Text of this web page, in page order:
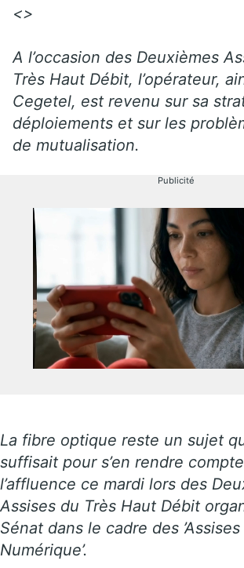
<>
A l’occasion des Deuxièmes
Très Haut Débit, l’opérateur,
Cegetel, est revenu sur sa
déploiements et sur les
de mutualisation.
Publicité
La fibre optique reste un sujet
suffisait pour s’en rendre
l’affluence ce mardi lors des
Assises du Très Haut Débit
Sénat dans le cadre des
Numérique’.